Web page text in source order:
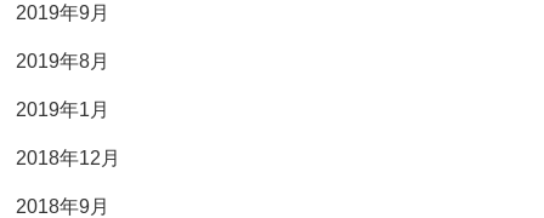
2019年9月
2019年8月
2019年1月
2018年12月
2018年9月